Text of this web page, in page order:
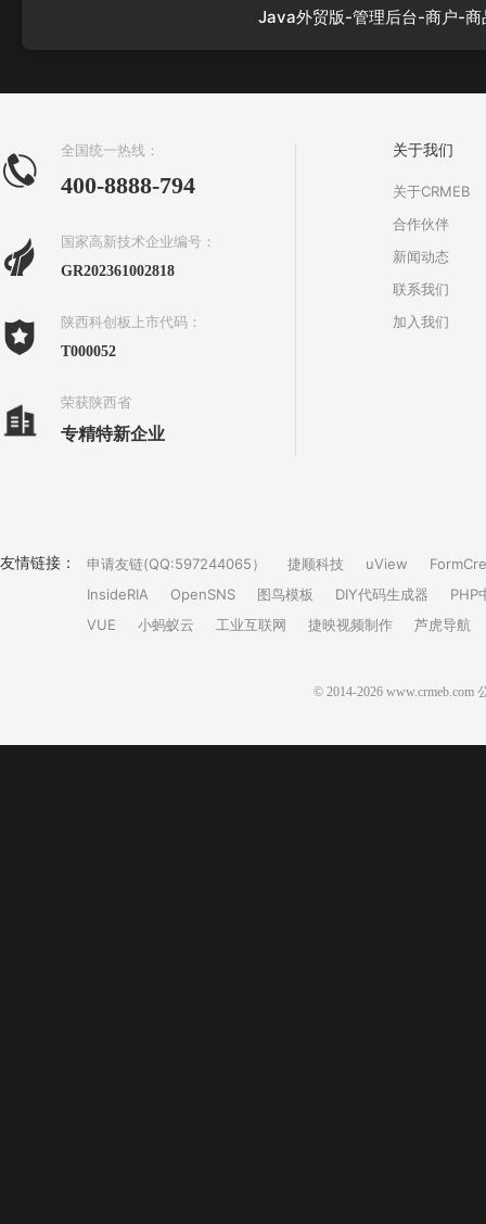
Java外贸版-管理后台-商户-商
全国统一热线：
400-8888-794
国家高新技术企业编号：
GR202361002818
陕西科创板上市代码：
T000052
荣获陕西省
专精特新企业
关于我们
关于CRMEB
合作伙伴
新闻动态
联系我们
加入我们
友情链接： 申请友链(QQ:597244065） 捷顺科技 uView
InsideRIA
OpenSNS 图鸟模板 DIY代码生成器
PHP
VUE
小蚂蚁云 工业互联网 捷映视频制作 芦虎导航
© 2014-2026